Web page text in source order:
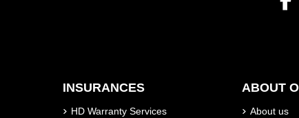
INSURANCES
HD Warranty Services
ABOUT
About us